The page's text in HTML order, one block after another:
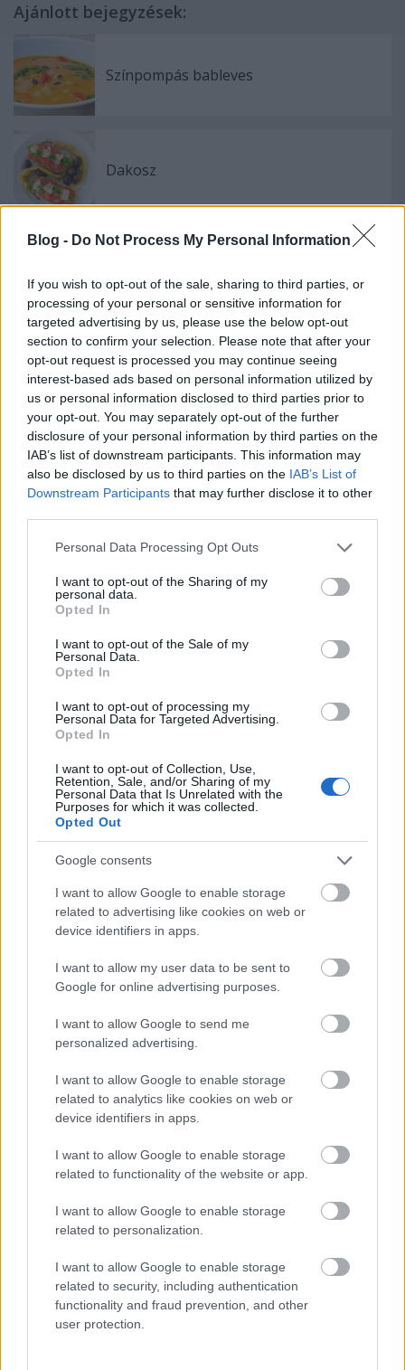
Blog - Do Not Process My Personal Information
If you wish to opt-out of the sale, sharing to third parties, or
processing of your personal or sensitive information for
targeted advertising by us, please use the below opt-out
section to confirm your selection. Please note that after your
opt-out request is processed you may continue seeing
interest-based ads based on personal information utilized by
us or personal information disclosed to third parties prior to
your opt-out. You may separately opt-out of the further
disclosure of your personal information by third parties on the
IAB’s list of downstream participants. This information may
also be disclosed by us to third parties on the IAB’s List of
Downstream Participants that may further disclose it to other
Please note that this website/app uses one or more Google
not limited to your visit or usage behaviour. You may click to
grant or deny consent to Google and its third-party tags to
use your data for below specified purposes in below Google
consent section.
Personal Data Processing Opt Outs
I want to opt-out of the Sharing of my
personal data.
Opted In
I want to opt-out of the Sale of my
Personal Data.
Opted In
I want to opt-out of processing my
Personal Data for Targeted Advertising.
Opted In
I want to opt-out of Collection, Use,
Retention, Sale, and/or Sharing of my
Personal Data that Is Unrelated with the
Purposes for which it was collected.
Opted Out
Google consents
I want to allow Google to enable storage
related to advertising like cookies on web or
device identifiers in apps.
I want to allow my user data to be sent to
Google for online advertising purposes.
I want to allow Google to send me
personalized advertising.
I want to allow Google to enable storage
related to analytics like cookies on web or
device identifiers in apps.
I want to allow Google to enable storage
related to functionality of the website or app.
I want to allow Google to enable storage
related to personalization.
I want to allow Google to enable storage
related to security, including authentication
functionality and fraud prevention, and other
user protection.
Ajánlott bejegyzések:
Színpompás bableves
Dakosz
Lencseleves
Thermoleves
Szólj hozzá!
A hozzászóláshoz be kell lépned!
VAGY
Kertkonyha
12 éve
véleményed a cikk TÉMÁJÁRÓL? :)
A Tyne folyó déli partja
aki eszik halat, meg csirkét, az nem vegetáriánus,
csak divatozik. a hal meg a csirke mitől nem lesz
hús? (hús=döglött állat.)
amúgy, a halról azt olvastam, azért terjedt el, hogy
böjtölniük kellett volna, s nem tudtak lemondani a
húsról, akkor ráfogták a halra, hogy az nem hús, azt
Balogh Zsolt